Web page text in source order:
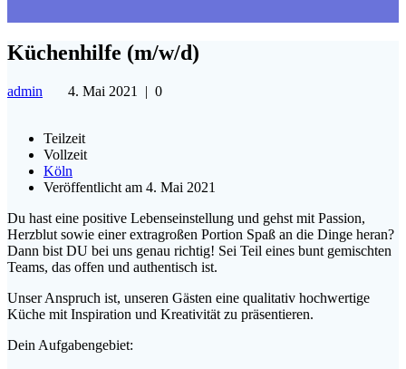
Küchenhilfe (m/w/d)
admin 4. Mai 2021 | 0
Teilzeit
Vollzeit
Köln
Veröffentlicht am 4. Mai 2021
Du hast eine positive Lebenseinstellung und gehst mit Passion,
Herzblut sowie einer extragroßen Portion Spaß an die Dinge heran?
Dann bist DU bei uns genau richtig! Sei Teil eines bunt gemischten
Teams, das offen und authentisch ist.
Unser Anspruch ist, unseren Gästen eine qualitativ hochwertige
Küche mit Inspiration und Kreativität zu präsentieren.
Dein Aufgabengebiet: